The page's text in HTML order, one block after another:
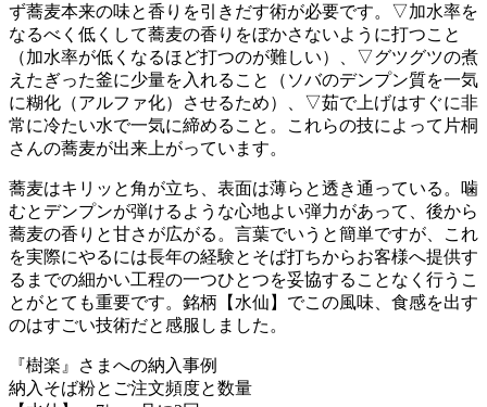
ず蕎麦本来の味と香りを引きだす術が必要です。▽加水率を
なるべく低くして蕎麦の香りをぼかさないように打つこと
（加水率が低くなるほど打つのが難しい）、▽グツグツの煮
えたぎった釜に少量を入れること（ソバのデンプン質を一気
に糊化（アルファ化）させるため）、▽茹で上げはすぐに非
常に冷たい水で一気に締めること。これらの技によって片桐
さんの蕎麦が出来上がっています。
蕎麦はキリッと角が立ち、表面は薄らと透き通っている。噛
むとデンプンが弾けるような心地よい弾力があって、後から
蕎麦の香りと甘さが広がる。言葉でいうと簡単ですが、これ
を実際にやるには長年の経験とそば打ちからお客様へ提供す
るまでの細かい工程の一つひとつを妥協することなく行うこ
とがとても重要です。銘柄【水仙】でこの風味、食感を出す
のはすごい技術だと感服しました。
『樹楽』さまへの納入事例
納入そば粉とご注文頻度と数量